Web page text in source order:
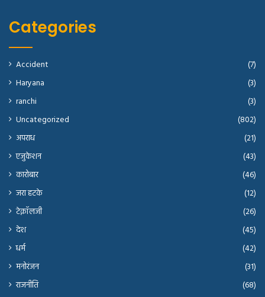
Categories
Accident
(7)
Haryana
(3)
ranchi
(3)
Uncategorized
(802)
अपराध
(21)
एजुकेशन
(43)
कारोबार
(46)
जरा हटके
(12)
टेक्नॉलजी
(26)
देश
(45)
धर्म
(42)
मनोरंजन
(31)
राजनीति
(68)